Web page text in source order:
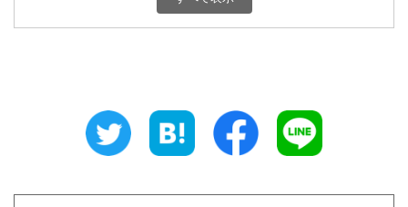
800円 三重県